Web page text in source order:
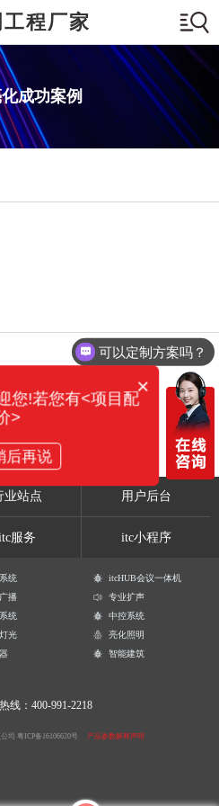
程厂家
成功案例
业站点 用户后台
服务 itc小程序
统
itcHUB会议一体机
播
专业扩声
统
中控系统
光
亮化照明
智能建筑
线：400-991-2218
司 粤ICP备16106620号 产品参数解释声明
可以定制方案吗？
×
您!若您有<项目配
>
后再说